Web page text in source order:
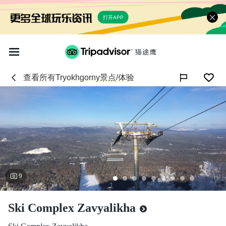
打开APP
查看所有Tryokhgorny景点/体验
 9
Ski Complex Zavyalikha